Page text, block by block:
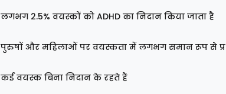
लगभग 2.5% वयस्कों को ADHD का निदान किया जाता है
पुरुषों और महिलाओं पर वयस्कता में लगभग समान रूप से
कई वयस्क बिना निदान के रहते हैं